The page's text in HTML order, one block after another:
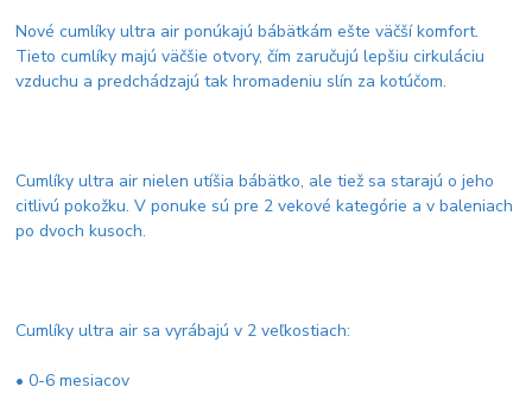
Nové cumlíky ultra air ponúkajú bábätkám ešte väčší komfort.
Tieto cumlíky majú väčšie otvory, čím zaručujú lepšiu cirkuláciu
vzduchu a predchádzajú tak hromadeniu slín za kotúčom.
Cumlíky ultra air nielen utíšia bábätko, ale tiež sa starajú o jeho
citlivú pokožku. V ponuke sú pre 2 vekové kategórie a v baleniach
po dvoch kusoch.
Cumlíky ultra air sa vyrábajú v 2 veľkostiach:
• 0-6 mesiacov